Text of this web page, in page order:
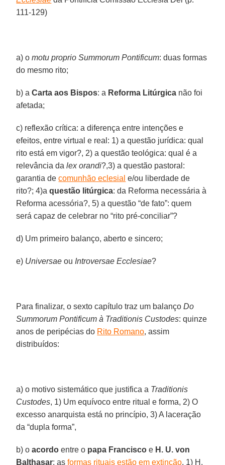
111-129)
a) omotu proprio Summorum Pontificum: duas formas
do mesmo rito;
b) aCarta aos Bispos: a Reforma Litúrgica não foi
afetada;
c) reflexão crítica: a diferença entre intenções e
efeitos, entre virtual e real: 1) a questão jurídica: qual
rito está em vigor?, 2) a questão teológica: qual é a
relevância dalex orandi?,3) a questão pastoral:
garantia decomunhão eclesial e/ou liberdade de
rito?; 4)aquestão litúrgica: da Reforma necessária à
Reforma acessória?, 5) a questão “de fato”: quem
será capaz de celebrar no “rito pré-conciliar”?
d) Um primeiro balanço, aberto e sincero;
e) Universae ou Introversae Ecclesiae?
Para finalizar, o sexto capítulo traz um balançoDo
Summorum Pontificum à Traditionis Custodes: quinze
anos de peripécias do Rito Romano, assim
distribuídos:
a) o motivo sistemático que justifica a Traditionis
Custodes, 1) Um equívoco entre ritual e forma, 2) O
excesso anarquista está no princípio, 3) A laceração
da “dupla forma”,
b) oacordo entre o papa Francisco e H. U. von
Balthasar: asformas rituais estão em extinção, 1) H.